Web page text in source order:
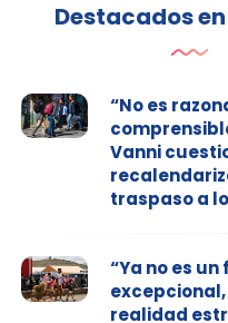
Destacados
“No es
Vanni
traspaso a
“Ya no es
excepcional,
realidad